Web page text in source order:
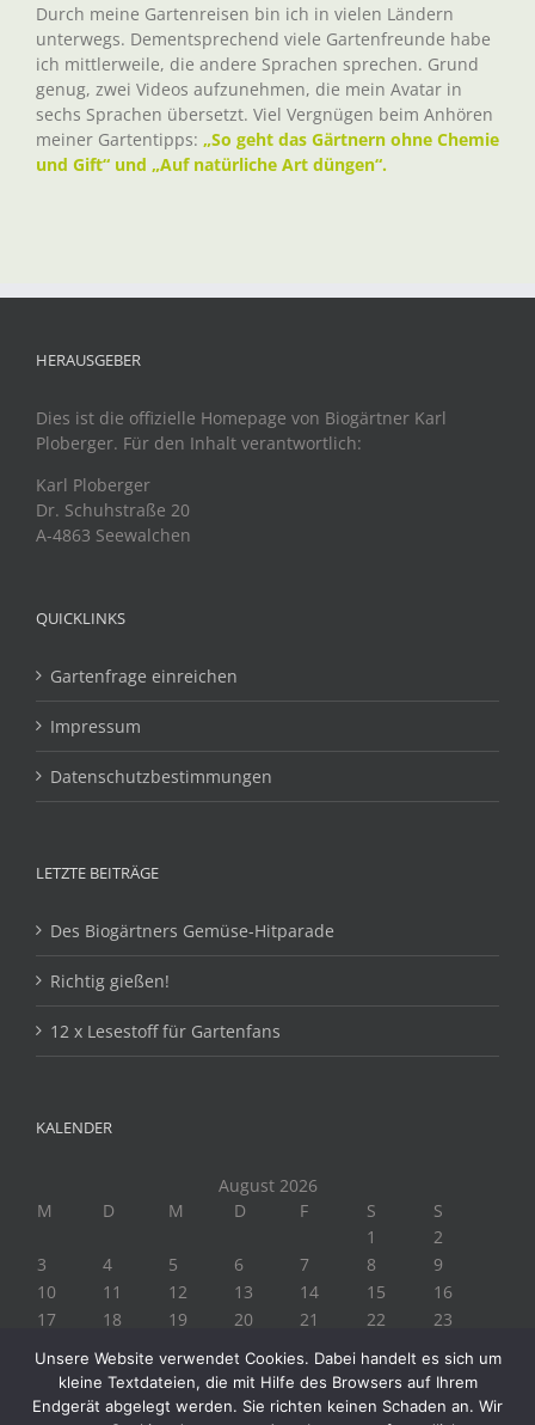
Durch meine Gartenreisen bin ich in vielen Ländern
unterwegs. Dementsprechend viele Gartenfreunde habe
ich mittlerweile, die andere Sprachen sprechen. Grund
genug, zwei Videos aufzunehmen, die mein Avatar in
sechs Sprachen übersetzt. Viel Vergnügen beim Anhören
meiner Gartentipps: „So geht das Gärtnern ohne Chemie
und Gift“ und „Auf natürliche Art düngen“.
HERAUSGEBER
Dies ist die offizielle Homepage von Biogärtner Karl
Ploberger. Für den Inhalt verantwortlich:
Karl Ploberger
Dr. Schuhstraße 20
A-4863 Seewalchen
QUICKLINKS
Gartenfrage einreichen
Impressum
Datenschutzbestimmungen
LETZTE BEITRÄGE
Des Biogärtners Gemüse-Hitparade
Richtig gießen!
12 x Lesestoff für Gartenfans
KALENDER
August 2026
M
D M D F S
S
1
2
3
4 5 6 7 8
9
10
11 12 13 14 15
16
17
18 19 20 21 22
23
« Juli
Unsere Website verwendet Cookies. Dabei handelt es sich um
kleine Textdateien, die mit Hilfe des Browsers auf Ihrem
Endgerät abgelegt werden. Sie richten keinen Schaden an. Wir